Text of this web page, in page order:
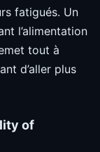
fatigués. Un
l’alimentation
tout à
d’aller plus
of